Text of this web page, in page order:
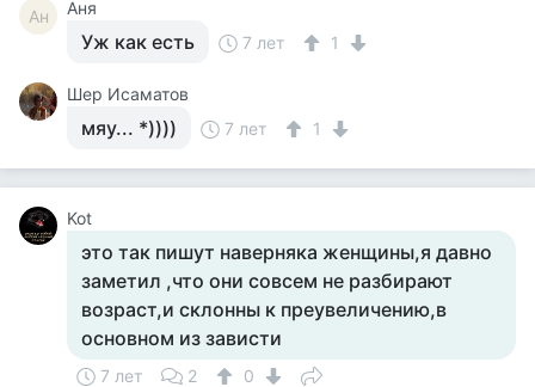
Ан Аня
Уж как есть 7 лет 1
Шер Исаматов
мяу... *)))) 7 лет 1
Kot
это так пишут наверняка женщины,я давно
заметил ,что они совсем не разбирают
возраст,и склонны к преувеличению,в
основном из зависти
7 лет 2 0